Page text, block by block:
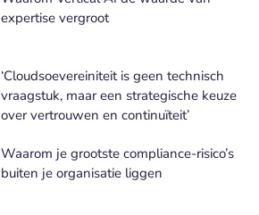
Meer Informatie Technologie nieuws
expertise vergroot
‘Cloudsoevereiniteit is geen technisch
vraagstuk, maar een strategische keuze
over vertrouwen en continuïteit’
Waarom je grootste compliance-risico’s
buiten je organisatie liggen